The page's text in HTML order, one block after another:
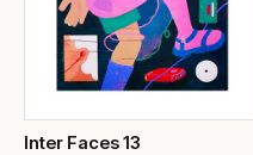
Inter Faces 13